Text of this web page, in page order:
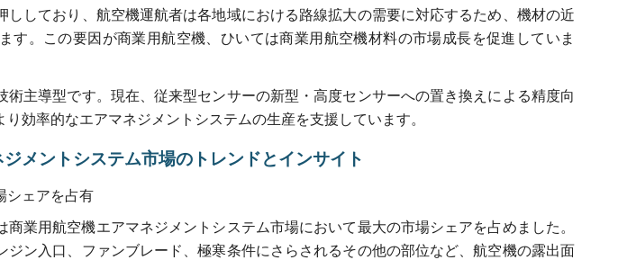
しており、航空機運航者は各地域における路線拡大の需要に対応するため、機材の近
す。この要因が商業用航空機、ひいては商業用航空機材料の市場成長を促進していま
主導型です。現在、従来型センサーの新型・高度センサーへの置き換えによる精度向
効率的なエアマネジメントシステムの生産を支援しています。
メントシステム市場のトレンドとインサイト
シェアを占有
業用航空機エアマネジメントシステム市場において最大の市場シェアを占めました。
ン入口、ファンブレード、極寒条件にさらされるその他の部位など、航空機の露出面